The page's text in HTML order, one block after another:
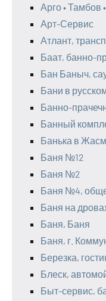
Арго • Тамбов
Арт-Сервис
Атлант,
Баат, банно-
Бан Баныч,
Бани в
Банно-
Банный
Банька в
Баня №12
Баня №2
Баня №4,
Баня на
Баня, Баня
Баня, г.
Березка,
Блеск,
Быт-сервис,